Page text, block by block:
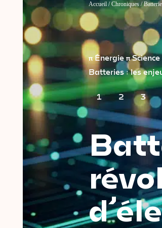
Accueil /Chroniques /
π Énergie π
Batteries : les
1 2 3